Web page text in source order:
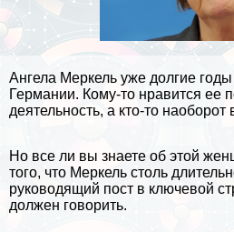
Ангела Меркель уже долгие
Германии. Кому-то нравится ее
деятельность, а кто-то наоборот
Но все ли вы знаете об этой
того, что Меркель столь
руководящий пост в ключевой
должен говорить.